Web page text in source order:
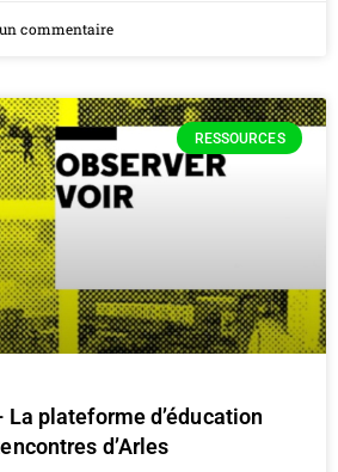
commentaire
RESSOURCES
La plateforme d’éducation
d’Arles